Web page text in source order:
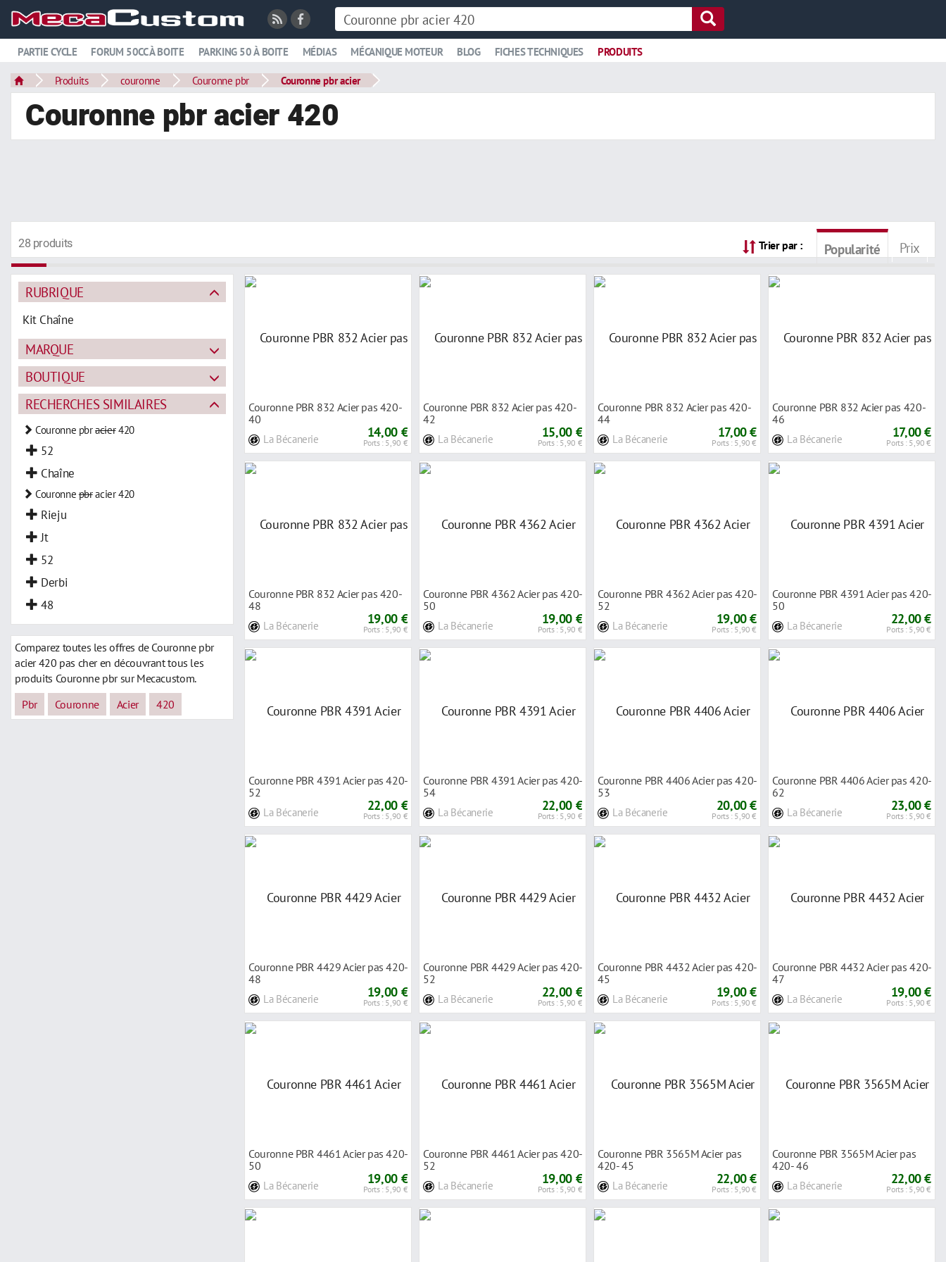
PARTIE CYCLE FORUM 50CC À BOITE PARKING 50 À BOITE MÉDIAS MÉCANIQUE MOTEUR BLOG FICHES TECHNIQUES PRODUITS
Produits couronne Couronne pbr Couronne pbr acier
Couronne pbr acier 420
28 produits Trier par : Popularité Prix
RUBRIQUE
Kit Chaîne
MARQUE
BOUTIQUE
RECHERCHES SIMILAIRES
Couronne pbracier420
52
Chaîne
Couronnepbracier 420
Rieju
Jt
52
Derbi
48
Comparez toutes les offres de Couronne pbr
acier 420 pas cher en découvrant tous les
produits Couronne pbr sur Mecacustom.
Pbr
Couronne Acier 420
Couronne PBR 832 Acier pas 420-
40
La Bécanerie 14,00 €
Ports : 5,90 €
Couronne PBR 832 Acier pas 420-
42
La Bécanerie 15,00 €
Ports : 5,90 €
Couronne PBR 832 Acier pas 420-
44
La Bécanerie 17,00 €
Ports : 5,90 €
Couronne PBR 832 Acier pas 420-
46
La Bécanerie 17,00 €
Ports : 5,90 €
Couronne PBR 832 Acier pas 420-
48
La Bécanerie 19,00 €
Ports : 5,90 €
Couronne PBR 4362 Acier pas 420-
50
La Bécanerie 19,00 €
Ports : 5,90 €
Couronne PBR 4362 Acier pas 420-
52
La Bécanerie 19,00 €
Ports : 5,90 €
Couronne PBR 4391 Acier pas 420-
50
La Bécanerie 22,00 €
Ports : 5,90 €
Couronne PBR 4391 Acier pas 420-
52
La Bécanerie 22,00 €
Ports : 5,90 €
Couronne PBR 4391 Acier pas 420-
54
La Bécanerie 22,00 €
Ports : 5,90 €
Couronne PBR 4406 Acier pas 420-
53
La Bécanerie 20,00 €
Ports : 5,90 €
Couronne PBR 4406 Acier pas 420-
62
La Bécanerie 23,00 €
Ports : 5,90 €
Couronne PBR 4429 Acier pas 420-
48
La Bécanerie 19,00 €
Ports : 5,90 €
Couronne PBR 4429 Acier pas 420-
52
La Bécanerie 22,00 €
Ports : 5,90 €
Couronne PBR 4432 Acier pas 420-
45
La Bécanerie 19,00 €
Ports : 5,90 €
Couronne PBR 4432 Acier pas 420-
47
La Bécanerie 19,00 €
Ports : 5,90 €
Couronne PBR 4461 Acier pas 420-
50
La Bécanerie 19,00 €
Ports : 5,90 €
Couronne PBR 4461 Acier pas 420-
52
La Bécanerie 19,00 €
Ports : 5,90 €
Couronne PBR 3565M Acier pas
420- 45
La Bécanerie 22,00 €
Ports : 5,90 €
Couronne PBR 3565M Acier pas
420- 46
La Bécanerie 22,00 €
Ports : 5,90 €